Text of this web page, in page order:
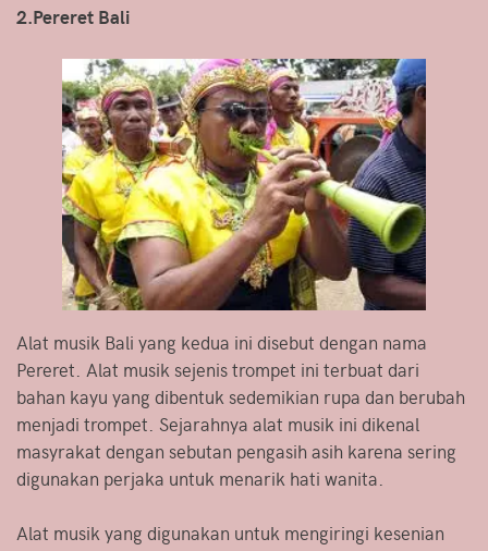
2.Pereret Bali
Alat musik Bali yang kedua ini disebut dengan nama
Pereret. Alat musik sejenis trompet ini terbuat dari
bahan kayu yang dibentuk sedemikian rupa dan berubah
menjadi trompet. Sejarahnya alat musik ini dikenal
masyrakat dengan sebutan pengasih asih karena sering
digunakan perjaka untuk menarik hati wanita.
Alat musik yang digunakan untuk mengiringi kesenian